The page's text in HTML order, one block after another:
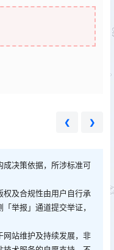
❮ ❯
成决策依据，所涉标准可
权及合规性由用户自行承
举报」通道提交举证，
网站维护及持续发展，非